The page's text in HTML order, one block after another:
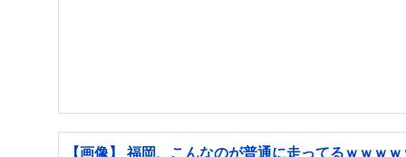
【画像】 福岡、こんなのが普通に走ってるｗｗｗ